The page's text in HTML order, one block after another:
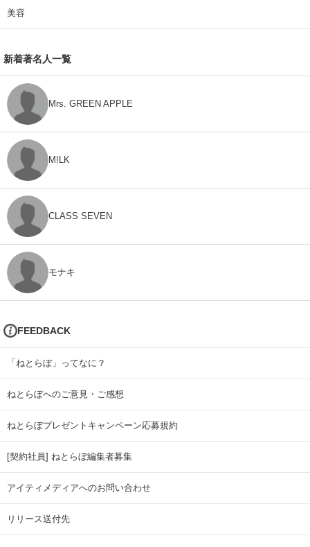
美容
新着著名人一覧
Mrs. GREEN APPLE
M!LK
CLASS SEVEN
モナキ
FEEDBACK
「ねとらぼ」ってなに？
ねとらぼへのご意見・ご感想
ねとらぼプレゼントキャンペーン応募規約
[契約社員] ねとらぼ編集者募集
アイティメディアへのお問い合わせ
リリース送付先